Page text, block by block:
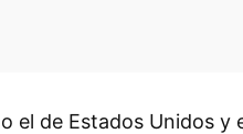
de Estados Unidos y